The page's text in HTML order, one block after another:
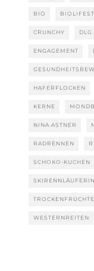
BIO
CRUNCHY DLG
ENGAGEMENT
HAFERFLOCKEN
KERNE
NINA ASTNER
RADRENNEN
SCHOKO-KUCHEN
SKIRENNLÄUFERIN
TROCKENFRÜCHTE
WESTERNREITEN